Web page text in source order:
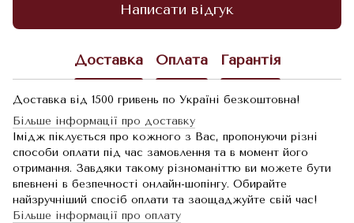
Написати відгук
Доставка Оплата Гарантія
Доставка від 1500 гривень по Україні безкоштовна!
Більше інформації про доставку
Імідж піклується про кожного з Вас, пропонуючи різні
способи оплати під час замовлення та в момент його
отримання. Завдяки такому різноманіттю ви можете бути
впевнені в безпечності онлайн-шопінгу. Обирайте
найзручніший спосіб оплати та заощаджуйте свій час!
Більше інформації про оплату